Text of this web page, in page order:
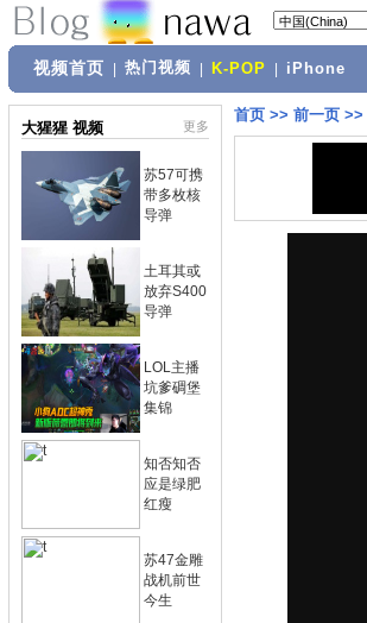
视频首页 热门视频 K-POP iPhone
大猩猩 视频 更多
苏57可携
带多枚核
导弹
土耳其或
放弃S400
导弹
LOL主播
坑爹碉堡
集锦
知否知否
应是绿肥
红瘦
苏47金雕
战机前世
今生
首页 >> 前一页 >>